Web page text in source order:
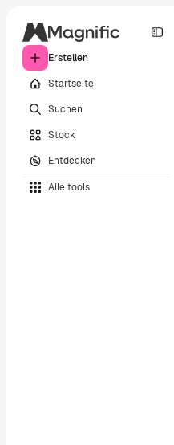
Erstellen
Startseite
Suchen
Stock
Entdecken
Alle tools